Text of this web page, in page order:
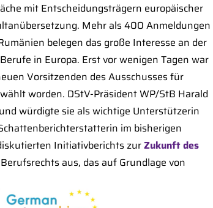
mit Entscheidungsträgern europäischer
Mehr als 400 Anmeldungen
belegen das große Interesse an der
in Europa. Erst vor wenigen Tagen war
Vorsitzenden des Ausschusses für
worden. DStV-Präsident WP/StB Harald
würdigte sie als wichtige Unterstützerin
im bisherigen
Initiativberichts zurZukunft des
aus, das auf Grundlage von